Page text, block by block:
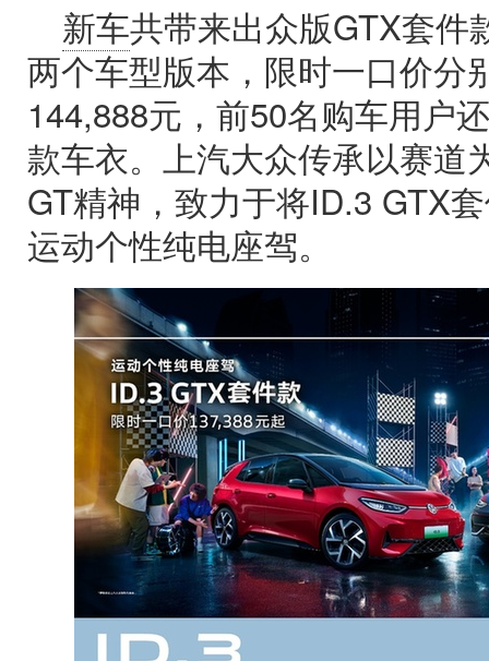
新车共带来出众版GTX套件
两个车型版本，限时一口价分
144,888元，前50名购车用户
款车衣。上汽大众传承以赛道
GT精神，致力于将ID.3 GTX
运动个性纯电座驾。